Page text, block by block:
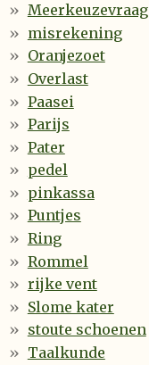
Meerkeuzevraag
misrekening
Oranjezoet
Overlast
Paasei
Parijs
Pater
pedel
pinkassa
Puntjes
Ring
Rommel
rijke vent
Slome kater
stoute schoenen
Taalkunde